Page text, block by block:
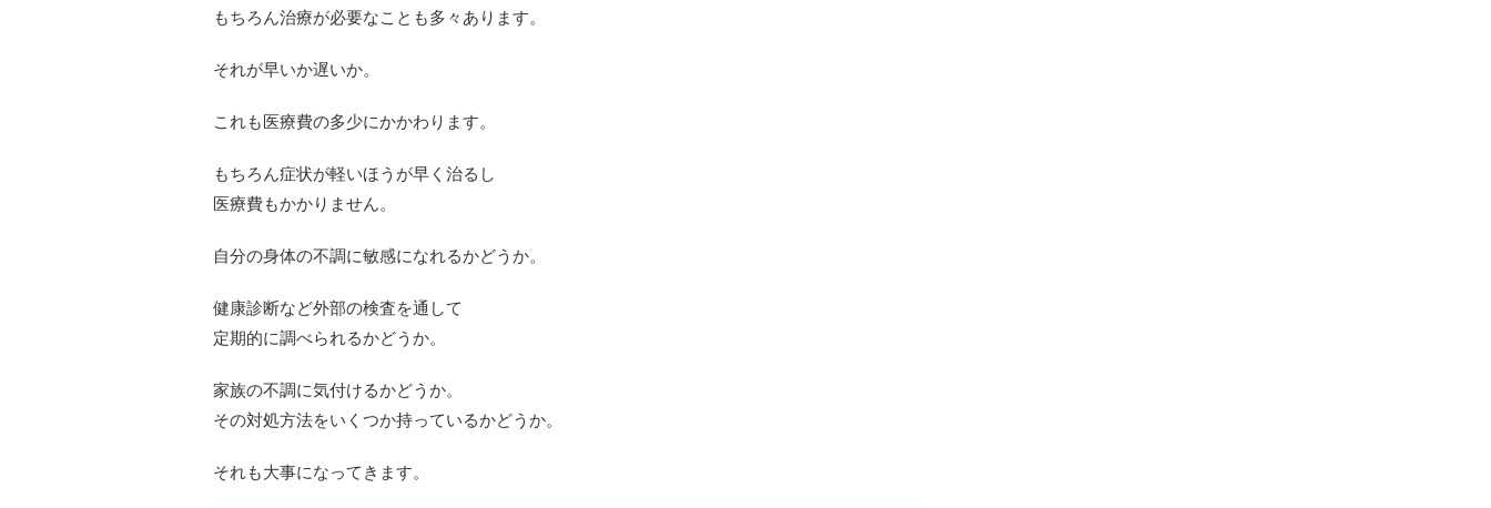
もちろん治療が必要なことも多々あります。
それが早いか遅いか。
これも医療費の多少にかかわります。
もちろん症状が軽いほうが早く治るし
医療費もかかりません。
自分の身体の不調に敏感になれるかどうか。
健康診断など外部の検査を通して
定期的に調べられるかどうか。
家族の不調に気付けるかどうか。
その対処方法をいくつか持っているかどうか。
それも大事になってきます。